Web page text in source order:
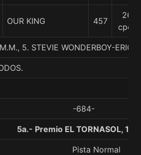
OUR KING 457
26
cpos
5. STEVIE WONDERBOY-
-684-
5a.- Premio EL TORNASOL,
Pista Normal